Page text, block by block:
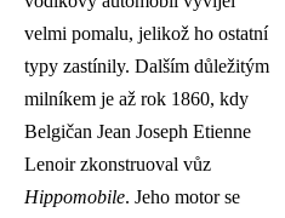
velmi pomalu, jelikož ho ostatní
typy zastínily. Dalším důležitým
milníkem je až rok 1860, kdy
Belgičan Jean Joseph Etienne
Lenoir zkonstruoval vůz
Hippomobile. Jeho motor se